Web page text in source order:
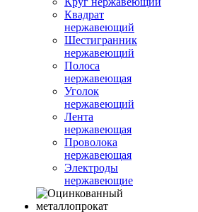
Квадрат
нержавеющий
Шестигранник
нержавеющий
Полоса
нержавеющая
Уголок
нержавеющий
Лента
нержавеющая
Проволока
нержавеющая
Электроды
нержавеющие